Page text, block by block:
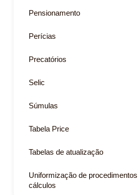
Pensionamento
Perícias
Precatórios
Selic
Súmulas
Tabela Price
Tabelas de atualização
Uniformização de
cálculos